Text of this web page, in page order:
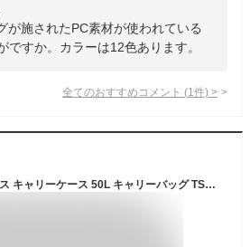
が施されたPC素材が使われている
ですか。カラーは12色あります。
全てのおすすめコメント (1 件) >
[KMNOZOMI] スーツケース キャリーケース 50L キャリーバッグ TSAロック搭載 アルミフレーム 超軽量 大型 耐衝撃 静音 ダブルキャスター 360度回転 旅行 ビジネス 出張 ピンク Mサイズ（3-5泊）